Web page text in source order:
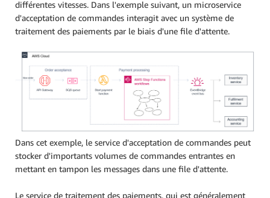
différentes vitesses. Dans l'exemple suivant, un microservice
d'acceptation de commandes interagit avec un système de
traitement des paiements par le biais d'une file d'attente.
Dans cet exemple, le service d'acceptation de commandes peut
stocker d'importants volumes de commandes entrantes en
mettant en tampon les messages dans une file d'attente.
Le service de traitement des paiements, qui est généralement